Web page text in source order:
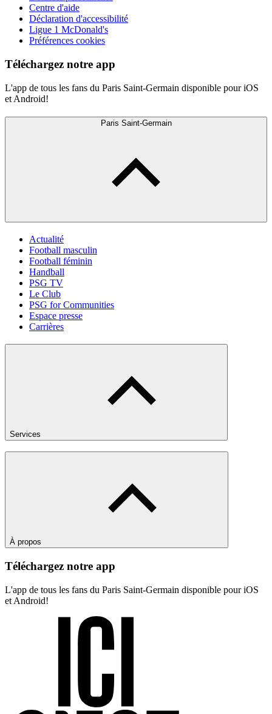
Centre d'aide
Déclaration d'accessibilité
Ligue 1 McDonald's
Préférences cookies
Téléchargez notre app
L'app de tous les fans du Paris Saint-Germain disponible pour iOS
et Android!
Paris Saint-Germain
Actualité
Football masculin
Football féminin
Handball
PSG TV
Le Club
PSG for Communities
Espace presse
Carrières
Services
À propos
Téléchargez notre app
L'app de tous les fans du Paris Saint-Germain disponible pour iOS
et Android!